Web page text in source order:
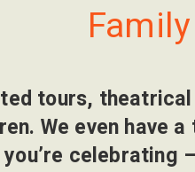
tours,
We even have
celebrating